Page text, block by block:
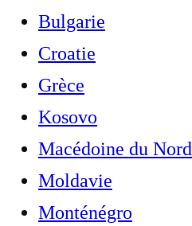
Bulgarie
Croatie
Grèce
Kosovo
Macédoine du Nord
Moldavie
Monténégro